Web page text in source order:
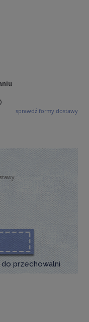
płatności
sprawdź formy dostawy
do przechowalni